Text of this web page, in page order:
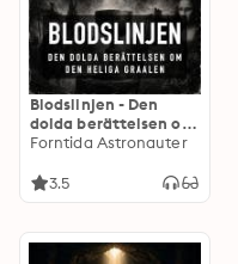
Blodslinjen - Den
dolda berättelsen om
den Heliga Graalen
Forntida Astronauter
3.5